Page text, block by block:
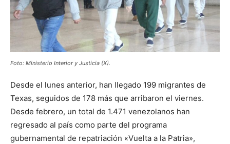
Foto: Ministerio Interior y Justicia (X).
Desde el lunes anterior, han llegado 199 migrantes de
Texas, seguidos de 178 más que arribaron el viernes.
Desde febrero, un total de 1.471 venezolanos han
regresado al país como parte del programa
gubernamental de repatriación «Vuelta a la Patria»,